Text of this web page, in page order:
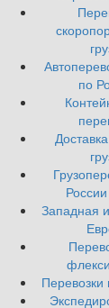
по
Западная
Перевозки